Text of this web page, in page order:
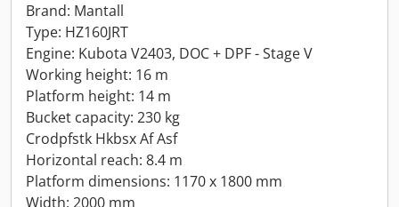
Brand: Mantall
Type: HZ160JRT
Engine: Kubota V2403, DOC + DPF - Stage V
Working height: 16 m
Platform height: 14 m
Bucket capacity: 230 kg
Crodpfstk Hkbsx Af Asf
Horizontal reach: 8.4 m
Platform dimensions: 1170 x 1800 mm
Width: 2000 mm